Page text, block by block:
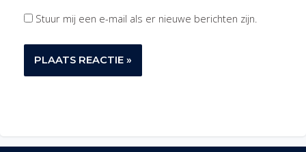
Stuur mij een e-mail als er nieuwe berichten zijn.